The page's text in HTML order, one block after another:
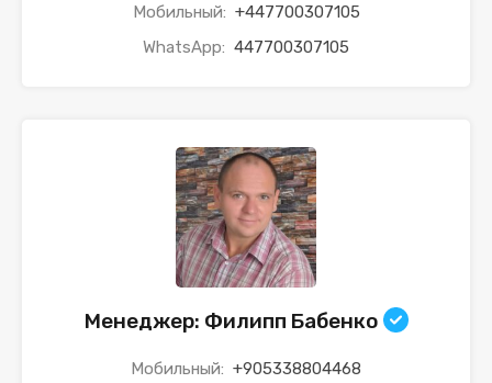
Мобильный: +447700307105
WhatsApp: 447700307105
Менеджер: Филипп Бабенко
Мобильный: +905338804468